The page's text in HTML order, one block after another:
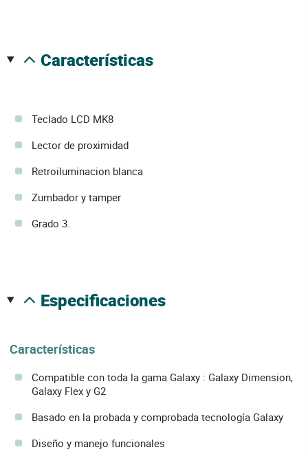
características
Teclado LCD MK8
Lector de proximidad
Retroiluminacion blanca
Zumbador y tamper
Grado 3.
especificaciones
Características
Compatible con toda la gama Galaxy : Galaxy Dimension,
Galaxy Flex y G2
Basado en la probada y comprobada tecnología Galaxy
Diseño y manejo funcionales